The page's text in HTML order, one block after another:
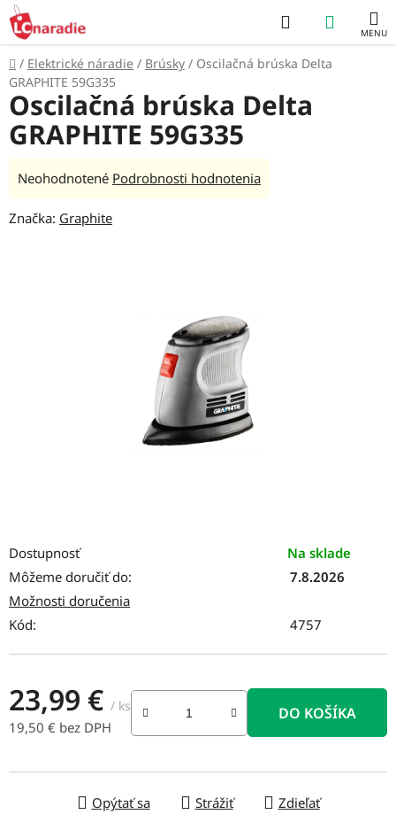
Prejsť
na
obsah
Hľadať
KOŠÍK
Domov
/ Elektrické náradie / Brúsky / Oscilačná brúska Delta
GRAPHITE 59G335
Dostupnosť
Na sklade
Môžeme doručiť do:
7.8.2026
Možnosti doručenia
Kód:
4757
23,99 € / ks
19,50 € bez DPH
DO KOŠÍKA
Opýtať sa Strážiť Zdieľať
Oscilačná brúska Delta
GRAPHITE 59G335
Priemerné
produktu
Neohodnotené Podrobnosti hodnotenia
Značka: Graphite